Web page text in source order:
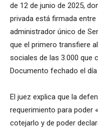
de 12 de junio de 2025,
privada está firmada
administrador único de
que el primero transfiere
sociales de las 3.000 que
Documento fechado el
El juez explica que la
requerimiento para poder
cotejarlo y de poder